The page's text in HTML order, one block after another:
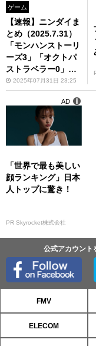
ゲーム
【速報】ニンダイま
とめ（2025.7.31）
「モンハンストーリ
ーズ3」「オクトパ
ストラベラー0」新
作発表で生きる希望
ができた!!
2025年07月31日 23:25
「世界で最も美しい
顔ランキング」日本
人トップに驚き！
PR Skyrocket株式会社
AD
公式アカウント
FMV
ELECOM